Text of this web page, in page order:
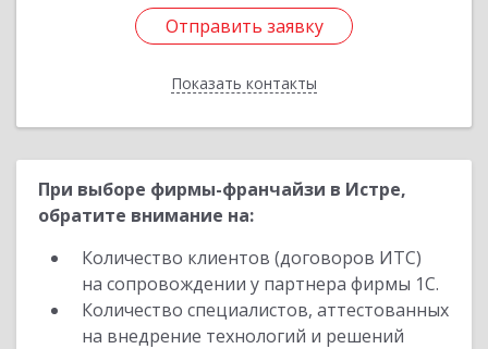
Отправить заявку
Показать контакты
Отправить заявку
Назад
При выборе фирмы-франчайзи в Истре,
обратите внимание на:
Количество клиентов (договоров ИТС)
на сопровождении у партнера фирмы 1С.
Количество специалистов, аттестованных
на внедрение технологий и решений